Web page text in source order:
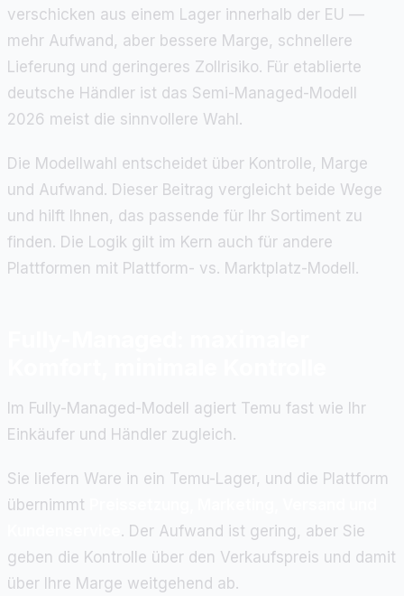
verschicken aus einem Lager innerhalb der EU —
mehr Aufwand, aber bessere Marge, schnellere
Lieferung und geringeres Zollrisiko. Für etablierte
deutsche Händler ist das Semi-Managed-Modell
2026 meist die sinnvollere Wahl.
Die Modellwahl entscheidet über Kontrolle, Marge
und Aufwand. Dieser Beitrag vergleicht beide Wege
und hilft Ihnen, das passende für Ihr Sortiment zu
finden. Die Logik gilt im Kern auch für andere
Plattformen mit Plattform- vs. Marktplatz-Modell.
Im Fully-Managed-Modell agiert Temu fast wie Ihr
Einkäufer und Händler zugleich.
Sie liefern Ware in ein Temu-Lager, und die Plattform
übernimmt
. Der Aufwand ist gering, aber Sie
geben die Kontrolle über den Verkaufspreis und damit
über Ihre Marge weitgehend ab.